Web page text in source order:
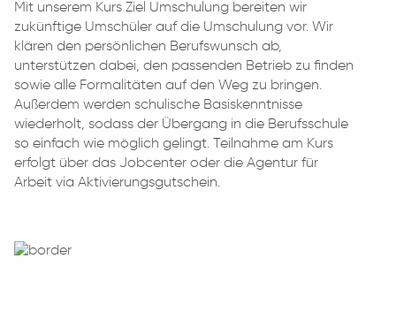
Mit unserem Kurs Ziel Umschulung bereiten wir
zukünftige Umschüler auf die Umschulung vor. Wir
klären den persönlichen Berufswunsch ab,
unterstützen dabei, den passenden Betrieb zu finden
sowie alle Formalitäten auf den Weg zu bringen.
Außerdem werden schulische Basiskenntnisse
wiederholt, sodass der Übergang in die Berufsschule
so einfach wie möglich gelingt. Teilnahme am Kurs
erfolgt über das Jobcenter oder die Agentur für
Arbeit via Aktivierungsgutschein.